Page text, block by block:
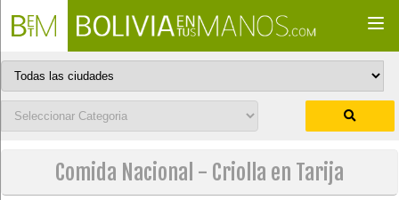
Comida Nacional - Criolla en Tarija